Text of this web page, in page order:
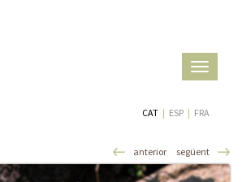
Toggle
CAT | ESP | FRA
anterior següent